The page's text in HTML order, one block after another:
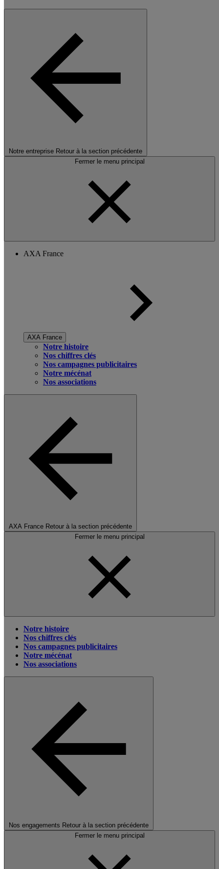
Notre entreprise Retour à la section précédente
Fermer le menu principal
AXA France
AXA France
Notre histoire
Nos chiffres clés
Nos campagnes publicitaires
Notre mécénat
Nos associations
AXA France Retour à la section précédente
Fermer le menu principal
Notre histoire
Nos chiffres clés
Nos campagnes publicitaires
Notre mécénat
Nos associations
Nos engagements Retour à la section précédente
Fermer le menu principal